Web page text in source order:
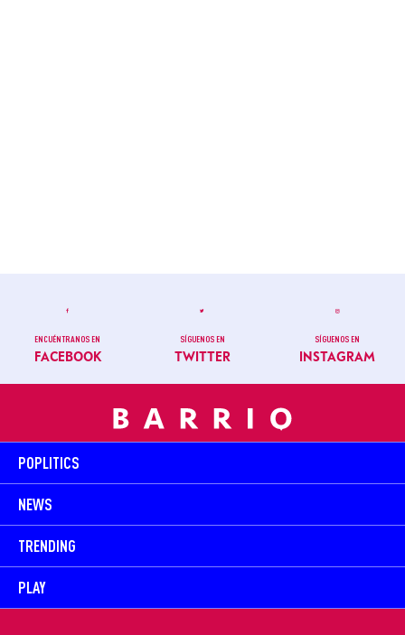
ENCUÉNTRANOS EN
FACEBOOK
SÍGUENOS EN
TWITTER
SÍGUENOS EN
INSTAGRAM
POPLITICS
NEWS
TRENDING
PLAY